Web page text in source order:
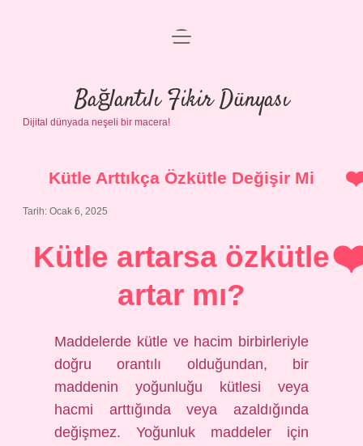
Anasayfa
Gizlilik Politikası
Yasal Uyarı
menüyü
Bağlantılı Fikir Dünyası
Dijital dünyada neşeli bir macera!
Kütle Arttıkça Özkütle Değişir Mi
Tarih: Ocak 6, 2025
Kütle artarsa özkütle
artar mı?
Maddelerde kütle ve hacim birbirleriyle
doğru orantılı olduğundan, bir
maddenin yoğunluğu kütlesi veya
hacmi arttığında veya azaldığında
değişmez. Yoğunluk maddeler için